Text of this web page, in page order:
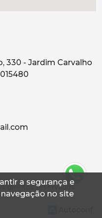
a segurança e
no site
330 - Jardim Carvalho
direitos reservados.